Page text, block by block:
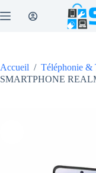
au
Accueil / Téléphonie &
SMARTPHONE